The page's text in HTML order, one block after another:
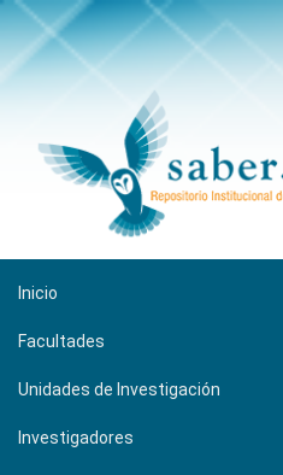
Inicio
Facultades
Unidades de Investigación
Investigadores